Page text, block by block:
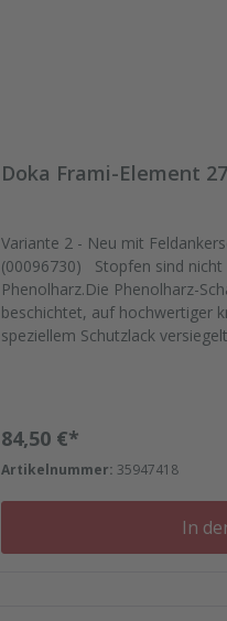
Doka Frami-Element
Variante 2 - Neu mit
(00096730) Stopfen sind nicht
Phenolharz.Die Phenolharz-
beschichtet, auf hochwertiger
speziellem Schutzlack
Kunststoffeinsätzen bis zu
Regulärer Preis:
84,50 €*
Artikelnummer: 35947418
In